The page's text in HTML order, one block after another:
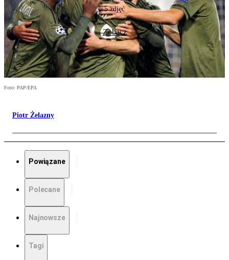
5 zdjęć
Zobacz
Foto: PAP/EPA
Piotr Żelazny
Powiązane
Polecane
Najnowsze
Tagi